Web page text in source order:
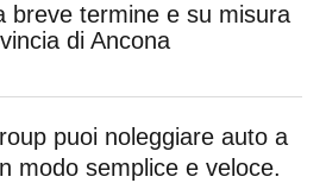
breve termine e su misura
di Ancona
puoi noleggiare auto a
modo semplice e veloce.